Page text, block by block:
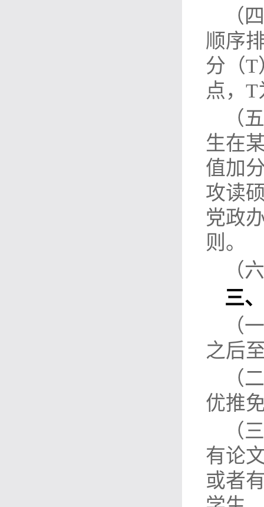
（
顺序
分（T
点，
（
生在
值加
攻读
党政
则。
（
三
（
之后
（
优推
（
有论
或者